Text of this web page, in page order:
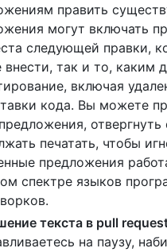
править
могут включать
следующей правки,
внести, так и то, каким
включая
кода. Вы можете
отвергнуть
печатать, чтобы
предложения
спектре языков
текста в pull
на паузу,